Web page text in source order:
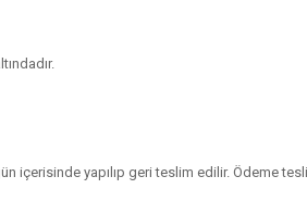
içerisinde yapılıp geri teslim edilir. Ödeme